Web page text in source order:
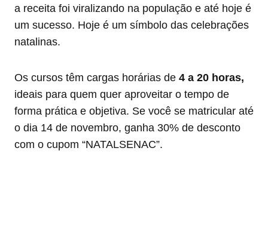
a receita foi viralizando na população e até hoje é
um sucesso. Hoje é um símbolo das celebrações
natalinas.
Os cursos têm cargas horárias de 4 a 20 horas,
ideais para quem quer aproveitar o tempo de
forma prática e objetiva. Se você se matricular até
o dia 14 de novembro, ganha 30% de desconto
com o cupom “NATALSENAC”.